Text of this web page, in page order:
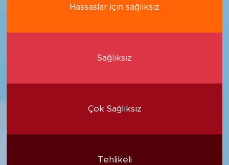
Hassaslar için sağlıksız
Sağlıksız
Çok Sağlıksız
Tehlikeli